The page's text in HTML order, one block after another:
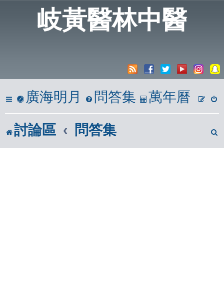
岐黃醫林中醫
廣海明月 問答集 萬年曆
討論區 問答集